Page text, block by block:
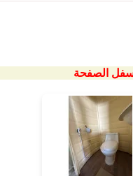
اسفل الصفحة